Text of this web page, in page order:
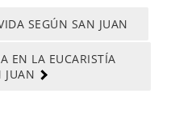
SEGÚN SAN JUAN
EN LA EUCARISTÍA
JUAN